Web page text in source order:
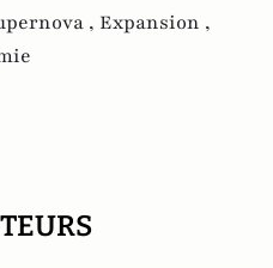
, Expansion ,